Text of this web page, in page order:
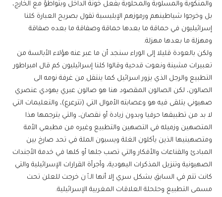
والمنكوبة والمسلوبة والمحلوبة بفعل خونة الداخل وبتواطؤ مع الخارج،
بل وخرجوا شياطينهم ورموزهم الإبليسية تقول بصريح العبارة كلنا
إسرائيليون في حماقة ما بعدها حماقة وصفاقة ما بعده صفاقة
ومهزلة ما بعدها مهزلة.
ولكن بالعودة قليلا إلى الوراء سنجد أن ما عبر عنه هؤلاء الأبالسة من
تعبيرات مشينة ونعوت قدحية وقالوا كلنا إسرائيليون كم قال امبراطور
التطبيع والرجل الذي يزور اسرائيل كما ينتقل من غرفة نومه الى
الصالون، لكن الصالون المقصود هنا هو صالون عبري يهودي عنصري
صهيوني يتلقى فيه هو وعصابته الأموال التي (تترعرع)، والتعليمات التي
لا بد من تطبيقها حرفيا وبدون زيادة أو نقصان، والتي يترجمها هذا
المتصهين وزميله في التصهين والتطبيع وغيره من مطبعي الأمة
ومتصهينيها الذين يأكلون الغلة ويسبون الملة في تحد صارخ بين
المبادئ والقناعات والأفكار والتي تصب جلها أو كلها في خدمة الأجندات
الصهيونية وتنزيل المذكرات اليهودية، وأجرأة القرارات الإسرائيلية والتي
كانت تتم في السابق بشكل سري إلا أنها الٱن خرجت للعلن تحت
مسمى التطبيع وحلحلة العلاقات المغربية الإسرائيلية.